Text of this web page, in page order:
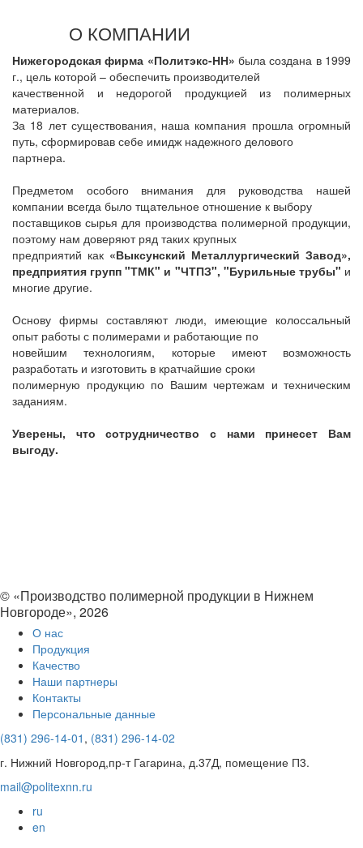
О КОМПАНИИ
Нижегородская фирма «Политэкс-НН» была создана в 1999
г., цель которой – обеспечить производителей
качественной и недорогой продукцией из полимерных
материалов.
За 18 лет существования, наша компания прошла огромный
путь, сформировав себе имидж надежного делового
партнера.
Предметом особого внимания для руководства нашей
компании всегда было тщательное отношение к выбору
поставщиков сырья для производства полимерной продукции,
поэтому нам доверяют ряд таких крупных
предприятий как «Выксунский Металлургический Завод»,
предприятия групп "ТМК" и "ЧТПЗ", "Бурильные трубы" и
многие другие.
Основу фирмы составляют люди, имеющие колоссальный
опыт работы с полимерами и работающие по
новейшим технологиям, которые имеют возможность
разработать и изготовить в кратчайшие сроки
полимерную продукцию по Вашим чертежам и техническим
заданиям.
Уверены, что сотрудничество с нами принесет Вам
выгоду.
© «Производство полимерной продукции в Нижнем
Новгороде», 2026
О нас
Продукция
Качество
Наши партнеры
Контакты
Персональные данные
(831) 296-14-01 , (831) 296-14-02
г. Нижний Новгород,пр-т Гагарина, д.37Д, помещение П3.
mail@politexnn.ru
ru
en